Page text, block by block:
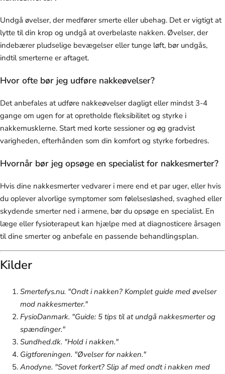
Undgå øvelser, der medfører smerte eller ubehag. Det er vigtigt at
lytte til din krop og undgå at overbelaste nakken. Øvelser, der
indebærer pludselige bevægelser eller tunge løft, bør undgås,
indtil smerterne er aftaget.
Hvor ofte bør jeg udføre nakkeøvelser?
Det anbefales at udføre nakkeøvelser dagligt eller mindst 3-4
gange om ugen for at opretholde fleksibilitet og styrke i
nakkemusklerne. Start med korte sessioner og øg gradvist
varigheden, efterhånden som din komfort og styrke forbedres.
Hvornår bør jeg opsøge en specialist for nakkesmerter?
Hvis dine nakkesmerter vedvarer i mere end et par uger, eller hvis
du oplever alvorlige symptomer som følelsesløshed, svaghed eller
skydende smerter ned i armene, bør du opsøge en specialist. En
læge eller fysioterapeut kan hjælpe med at diagnosticere årsagen
til dine smerter og anbefale en passende behandlingsplan.
Kilder
Smertefys.nu. "Ondt i nakken? Komplet guide med øvelser
mod nakkesmerter."
FysioDanmark. "Guide: 5 tips til at undgå nakkesmerter og
spændinger."
Sundhed.dk. "Hold i nakken."
Gigtforeningen. "Øvelser for nakken."
Anodyne. "Sovet forkert? Slip af med ondt i nakken med